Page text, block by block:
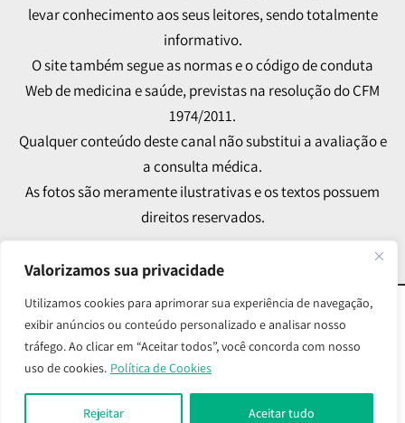
Valorizamos sua privacidade
Utilizamos cookies para aprimorar sua experiência de navegação,
exibir anúncios ou conteúdo personalizado e analisar nosso
tráfego. Ao clicar em “Aceitar todos”, você concorda com nosso
uso de cookies. Política de Cookies
Rejeitar Aceitar tudo
levar conhecimento aos seus leitores, sendo totalmente
informativo.
O site também segue as normas e o código de conduta
Web de medicina e saúde, previstas na resolução do CFM
1974/2011.
Qualquer conteúdo deste canal não substitui a avaliação e
a consulta médica.
As fotos são meramente ilustrativas e os textos possuem
direitos reservados.
© 2024 Melissa Martini CRM/SP 112.703 RQE: 81554 –
Todos os Direitos Reservados
Desenvolvido por Medellín Comunicação